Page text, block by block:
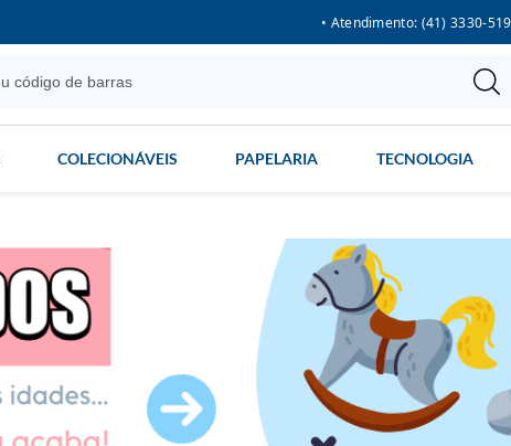
• Atendimento: (41) 3330-
COLECIONÁVEIS PAPELARIA TECNOLOGIA